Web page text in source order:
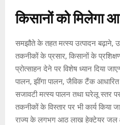
किसानों को मिलेगा
समझौते के तहत मत्स्य उत्पादन बढ़ाने,
तकनीकों के प्रसार, किसानों के
प्रोत्साहन देने पर विशेष ध्यान दिया
पालन, झींगा पालन, जैविक टैंक
सजावटी मत्स्य पालन तथा घरेलू स्तर
तकनीकों के विस्तार पर भी कार्य किया
राज्य के लगभग आठ लाख हेक्टेयर जल